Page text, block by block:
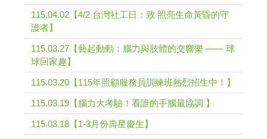
115.04.02【4/2 台灣社工日：致 照亮生命黃昏的守
護者】
115.03.27【藝起動動：腦力與肢體的交響樂 —— 球
球回家趣】
115.03.20【115年照顧服務員訓練班熱烈招生中！】
115.03.19【腦力大考驗！看誰的手腦最協調 】
115.03.18【1-3月份壽星慶生】